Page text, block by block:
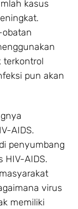
kasus
terkontrol
pun akan
AIDS.
penyumbang
HIV-AIDS.
virus
memiliki